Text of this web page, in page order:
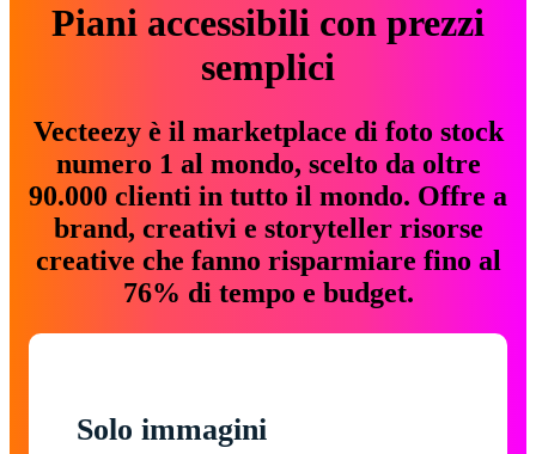
Piani accessibili con prezzi
semplici
Vecteezy è il marketplace di foto stock
numero 1 al mondo, scelto da oltre
90.000 clienti in tutto il mondo. Offre a
brand, creativi e storyteller risorse
creative che fanno risparmiare fino al
76% di tempo e budget.
Solo immagini